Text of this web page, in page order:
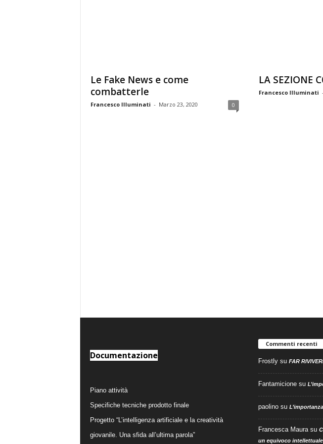
Le Fake News e come
combatterle
Francesco Illuminati - Marzo 23, 2020 0
LA SEZIONE
Francesco Illuminati -
Documentazione
Piano attività
Specifiche tecniche prodotto finale
Progetto “L’intelligenza artificiale e la creatività
giovanile. Una sfida all’ultima parola”
Commenti recenti
Frostlysu FAR
Fantamicionesu
paolinosu
Francesca Maurasu
un equivoco